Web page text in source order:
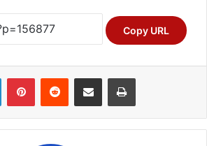
Copy URL
LinkedInPinterestReddit Share via Email Print